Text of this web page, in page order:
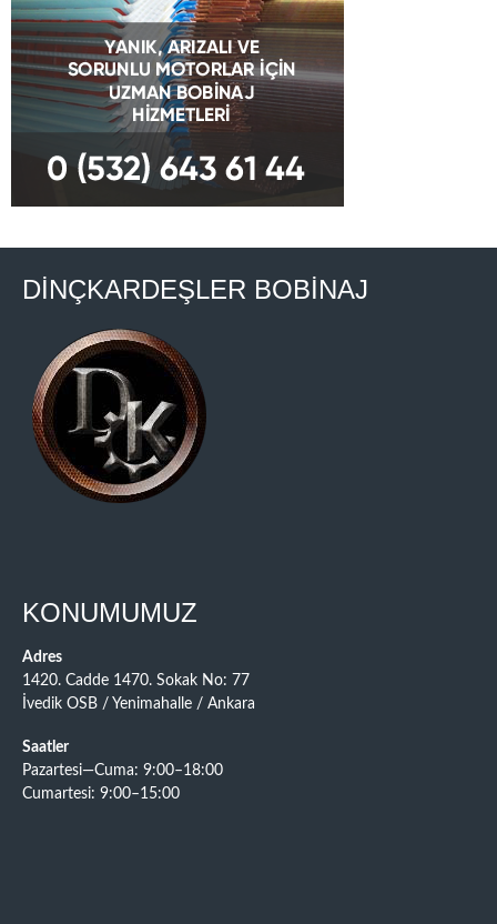
DİNÇKARDEŞLER BOBİNAJ
KONUMUMUZ
Adres
1420. Cadde 1470. Sokak No: 77
İvedik OSB / Yenimahalle / Ankara
Saatler
Pazartesi—Cuma: 9:00–18:00
Cumartesi: 9:00–15:00